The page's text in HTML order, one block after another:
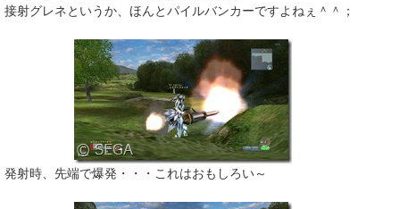
接射グレネというか、ほんとパイルバンカーですよねぇ＾＾；
発射時、先端で爆発・・・これはおもしろい～